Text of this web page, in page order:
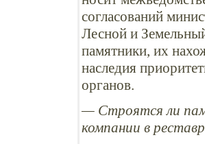
согласований
Лесной и
памятники, их
наследия
органов.
— Строятся ли
компании в